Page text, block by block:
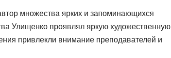
множества ярких и запоминающихся
Улищенко проявлял яркую художественную
привлекли внимание преподавателей и